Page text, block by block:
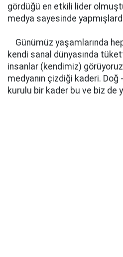
gördüğü en etkili lider
medya sayesinde
Günümüz yaşamlarında
kendi sanal dünyasında
insanlar (kendimiz)
medyanın çizdiği kaderi.
kurulu bir kader bu ve biz de